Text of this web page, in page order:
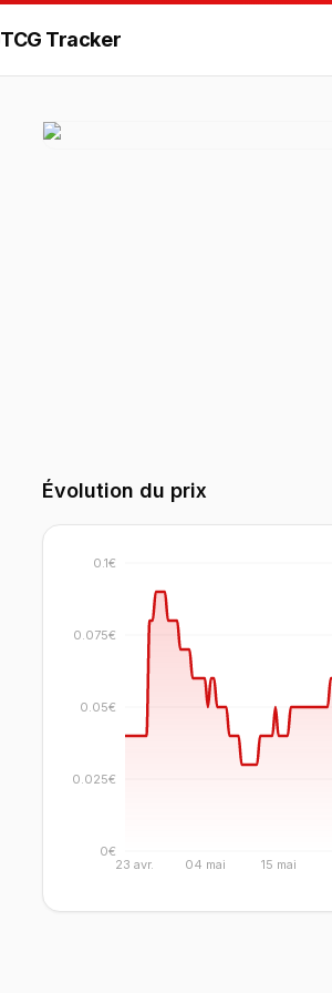
TCG Tracker
Évolution du prix
23 avr. 04 mai 15 mai
0€
0.025€
0.05€
0.075€
0.1€